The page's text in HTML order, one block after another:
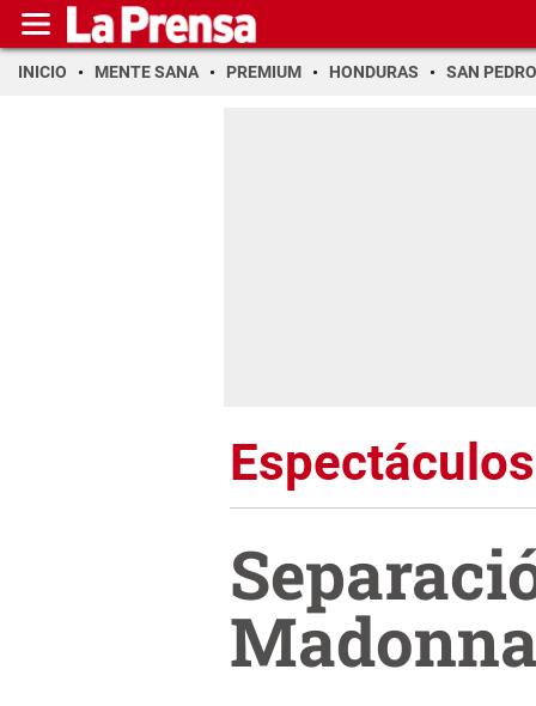
INICIO MENTE SANA PREMIUM HONDURAS SAN PEDRO
Espectáculos